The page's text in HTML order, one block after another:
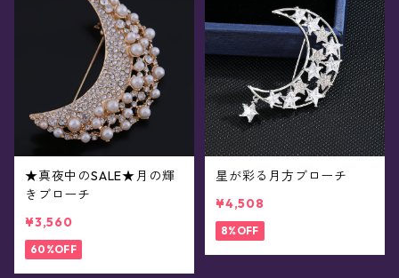
★真夜中のSALE★月の輝
きブローチ
¥3,560
60%OFF
星が彩る月方ブローチ
¥4,508
8%OFF